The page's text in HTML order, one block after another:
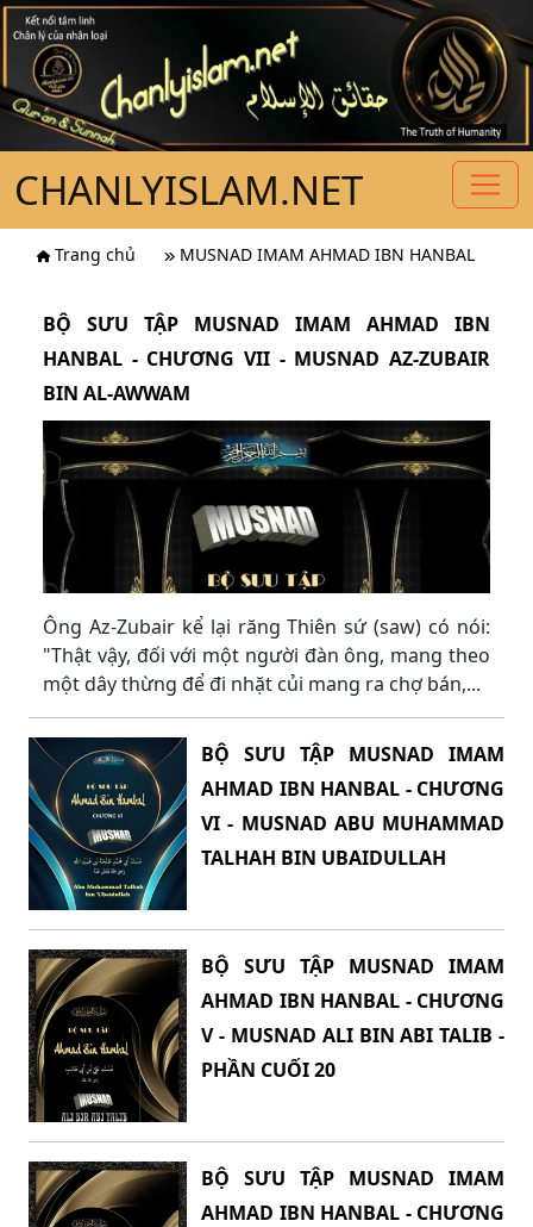
CHANLYISLAM.NET
Trang chủ MUSNAD IMAM AHMAD IBN HANBAL
BỘ SƯU TẬP MUSNAD IMAM AHMAD IBN
HANBAL - CHƯƠNG VII - MUSNAD AZ-ZUBAIR
BIN AL-AWWAM
Ông Az-Zubair kể lại răng Thiên sứ (saw) có nói:
"Thật vậy, đối với một người đàn ông, mang theo
một dây thừng để đi nhặt củi mang ra chợ bán,...
BỘ SƯU TẬP MUSNAD IMAM
AHMAD IBN HANBAL - CHƯƠNG
VI - MUSNAD ABU MUHAMMAD
TALHAH BIN UBAIDULLAH
BỘ SƯU TẬP MUSNAD IMAM
AHMAD IBN HANBAL - CHƯƠNG
V - MUSNAD ALI BIN ABI TALIB -
PHẦN CUỐI 20
BỘ SƯU TẬP MUSNAD IMAM
AHMAD IBN HANBAL - CHƯƠNG